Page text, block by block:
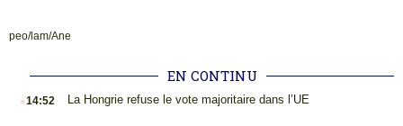
peo/lam/Ane
EN CONTINU
.14:52 La Hongrie refuse le vote majoritaire dans l’UE